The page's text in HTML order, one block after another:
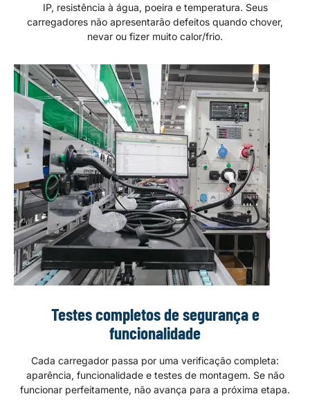
IP, resistência à água, poeira e temperatura. Seus
carregadores não apresentarão defeitos quando chover,
nevar ou fizer muito calor/frio.
Testes completos de segurança e
funcionalidade
Cada carregador passa por uma verificação completa:
aparência, funcionalidade e testes de montagem. Se não
funcionar perfeitamente, não avança para a próxima etapa.